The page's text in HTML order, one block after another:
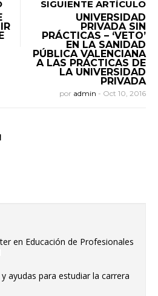
SIGUIENTE ARTÍCULO
UNIVERSIDAD
PRIVADA SIN
PRÁCTICAS – ‘VETO’
EN LA SANIDAD
PÚBLICA VALENCIANA
A LAS PRÁCTICAS DE
LA UNIVERSIDAD
PRIVADA
por admin - Oct 10, 2016
en Educación de Profesionales
ayudas para estudiar la carrera